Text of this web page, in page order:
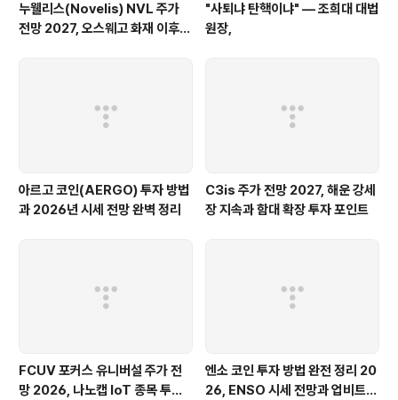
누웰리스(Novelis) NVL 주가
전망 2027, 오스웨고 화재 이후
"사퇴냐 탄핵이냐" — 조희대 대법
원장,
아르고 코인(AERGO) 투자 방법
과 2026년 시세 전망 완벽 정리
C3is 주가 전망 2027, 해운 강세
장 지속과 함대 확장 투자 포인트
FCUV 포커스 유니버설 주가 전
망 2026, 나노캡 IoT 종목 투자
엔소 코인 투자 방법 완전 정리 20
26, ENSO 시세 전망과 업비트